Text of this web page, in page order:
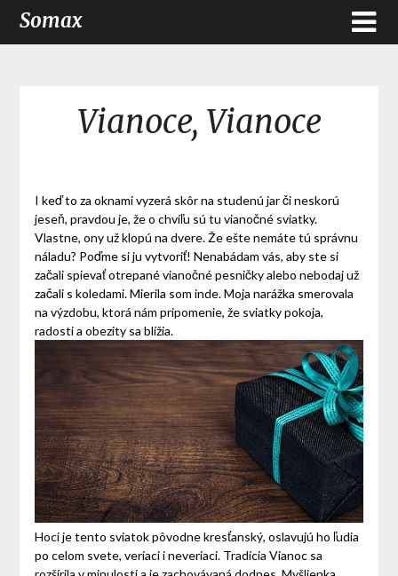
Somax
Vianoce, Vianoce
I keď to za oknami vyzerá skôr na studenú jar či neskorú
jeseň, pravdou je, že o chvíľu sú tu vianočné sviatky.
Vlastne, ony už klopú na dvere. Že ešte nemáte tú správnu
náladu? Poďme si ju vytvoriť! Nenabádam vás, aby ste si
začali spievať otrepané vianočné pesničky alebo nebodaj už
začali s koledami. Mierila som inde. Moja narážka smerovala
na výzdobu, ktorá nám pripomenie, že sviatky pokoja,
radosti a obezity sa blížia.
Hoci je tento sviatok pôvodne kresťanský, oslavujú ho ľudia
po celom svete, veriaci i neveriaci. Tradícia Vianoc sa